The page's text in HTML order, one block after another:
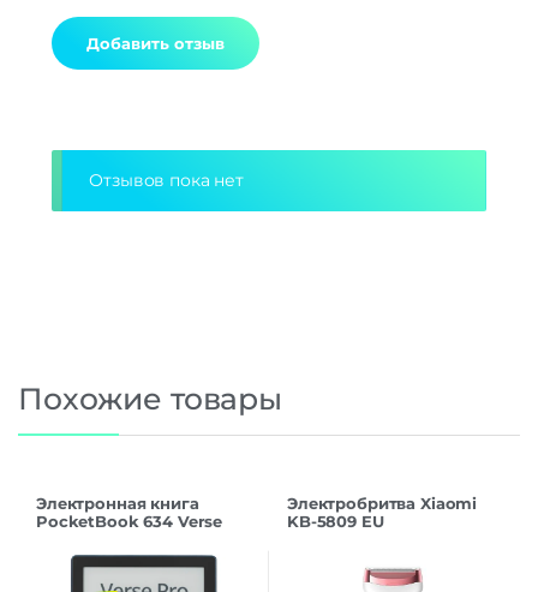
Отзывов пока нет
Похожие товары
Электронная книга
PocketBook 634 Verse
Электробритва Xiaomi
KB-5809 EU